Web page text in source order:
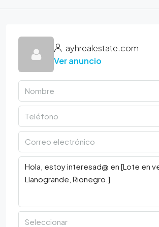
ayhrealestate.com
Ver anuncio
Seleccionar